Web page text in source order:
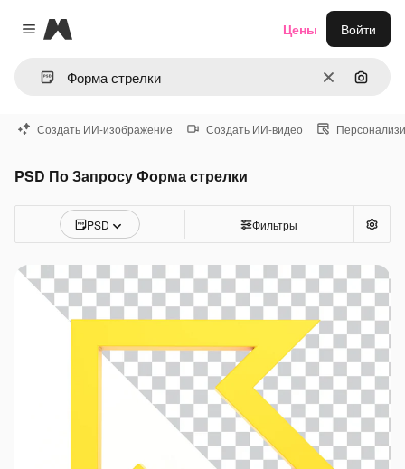
Close menu
Magnific
ОчиститьПоиск
Цены Войти
Создать ИИ-изображение Создать ИИ-видео
PSD По Запросу Форма стрелки
PSD Фильтры